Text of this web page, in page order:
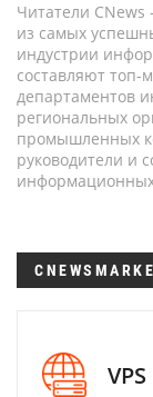
Читатели CNews
из самых
индустрии
составляют
департаментов
региональных
промышленных
руководители и
информационных
VPS